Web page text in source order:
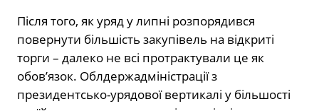
Після того, як уряд у липні розпорядився
повернути більшість закупівель на відкриті
торги – далеко не всі протрактували це як
обов’язок. Облдержадміністрації з
президентсько-урядової вертикалі у більшості